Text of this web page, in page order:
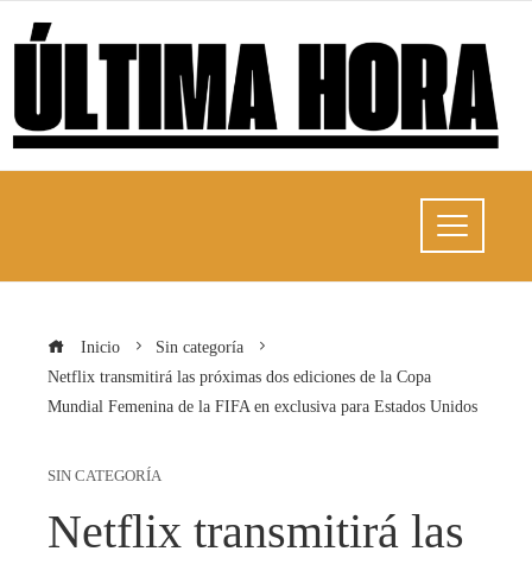
Inicio
Sin categoría
Netflix transmitirá las próximas dos ediciones de la Copa
Mundial Femenina de la FIFA en exclusiva para Estados Unidos
SIN CATEGORÍA
Netflix transmitirá las